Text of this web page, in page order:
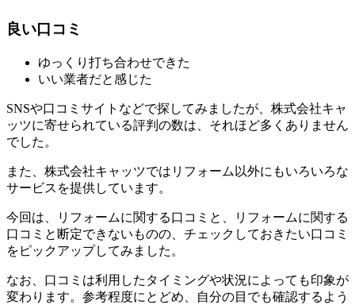
良い口コミ
ゆっくり打ち合わせできた
いい業者だと感じた
SNSや口コミサイトなどで探してみましたが、株式会社キャ
ッツに寄せられている評判の数は、それほど多くありません
でした。
また、株式会社キャッツではリフォーム以外にもいろいろな
サービスを提供しています。
今回は、リフォームに関する口コミと、リフォームに関する
口コミと断定できないものの、チェックしておきたい口コミ
をピックアップしてみました。
なお、口コミは利用したタイミングや状況によっても印象が
変わります。参考程度にとどめ、自分の目でも確認するよう